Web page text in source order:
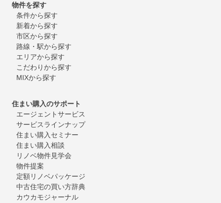
物件を探す
条件から探す
新着から探す
市区から探す
路線・駅から探す
エリアから探す
こだわりから探す
MIXから探す
住まい購入のサポート
エージェントサービス
サービスラインナップ
住まい購入セミナー
住まい購入相談
リノベ物件見学会
物件提案
定額リノベパッケージ
中古住宅の買い方辞典
カウカモジャーナル